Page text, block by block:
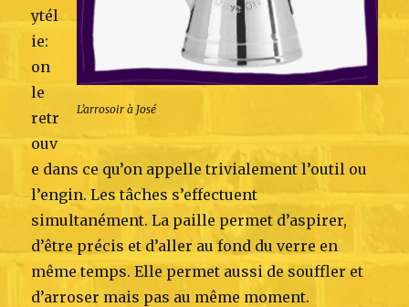
L’arrosoir à José
ytél
ie:
on
le
retr
ouv
e dans ce qu’on appelle trivialement l’outil ou
l’engin. Les tâches s’effectuent
simultanément. La paille permet d’aspirer,
d’être précis et d’aller au fond du verre en
même temps. Elle permet aussi de souffler et
d’arroser mais pas au même moment.